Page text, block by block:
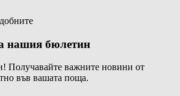
нашия бюлетин
Получавайте важните новини от
във вашата поща.